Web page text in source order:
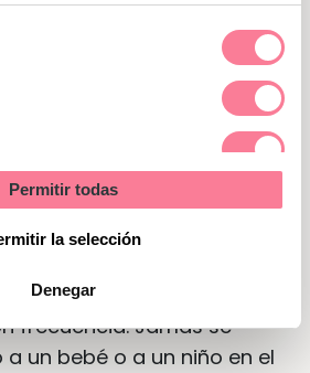
Permitir todas
la selección
Denegar
al recién nacido, aunque
el automóvil.
Al viajar
hay que hacer
y abrir las ventanas
ventilar el interior del
acondicionado reseca las
y hay que ofrecer
frecuencia. Jamás se
un bebé o a un niño en el